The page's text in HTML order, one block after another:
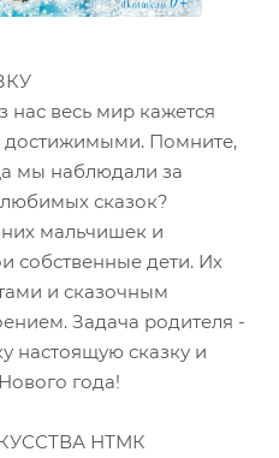
нас весь мир кажется
достижимыми. Помните,
мы наблюдали за
сказок?
мальчишек и
собственные дети. Их
и сказочным
Задача родителя -
настоящую сказку и
года!
НТМК